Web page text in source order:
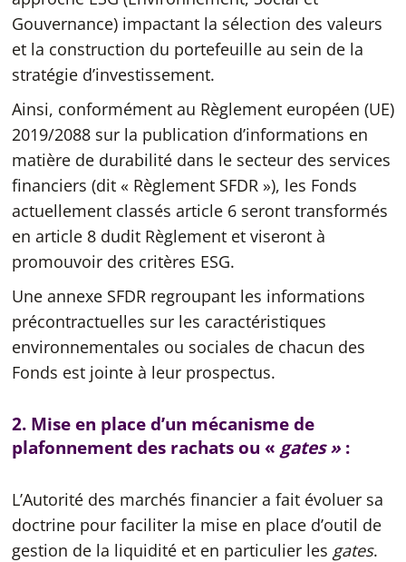
Gouvernance) impactant la sélection des valeurs
et la construction du portefeuille au sein de la
stratégie d’investissement.
Ainsi, conformément au Règlement européen (UE)
2019/2088 sur la publication d’informations en
matière de durabilité dans le secteur des services
financiers (dit « Règlement SFDR »), les Fonds
actuellement classés article 6 seront transformés
en article 8 dudit Règlement et viseront à
promouvoir des critères ESG.
Une annexe SFDR regroupant les informations
précontractuelles sur les caractéristiques
environnementales ou sociales de chacun des
Fonds est jointe à leur prospectus.
2. Mise en place d’un mécanisme de
plafonnement des rachats ou « gates »:
L’Autorité des marchés financier a fait évoluer sa
doctrine pour faciliter la mise en place d’outil de
gestion de la liquidité et en particulier les gates.